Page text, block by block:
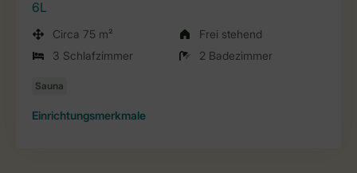
6L
Circa 75 m²
Frei stehend
3 Schlafzimmer
2 Badezimmer
Einrichtungsmerkmale